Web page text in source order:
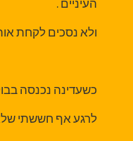
העיניים .
ולא נסכים לקחת
כשעדינה נכנסה
לרגע אף חששתי